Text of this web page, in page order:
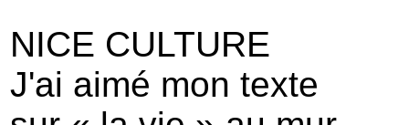
NICE CULTURE
J'ai aimé mon texte